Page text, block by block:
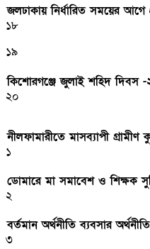
জলঢাকায় নির্ধারিত সময়ের আগে
১৮
১৯
কিশোরগঞ্জে জুলাই শহিদ দিবস
২০
নীলফামারীতে মাসব্যাপী
১
ডোমারে মা সমাবেশ ও শিক্ষক
২
বর্তমান অর্থনীতি ব্যবসার
৩